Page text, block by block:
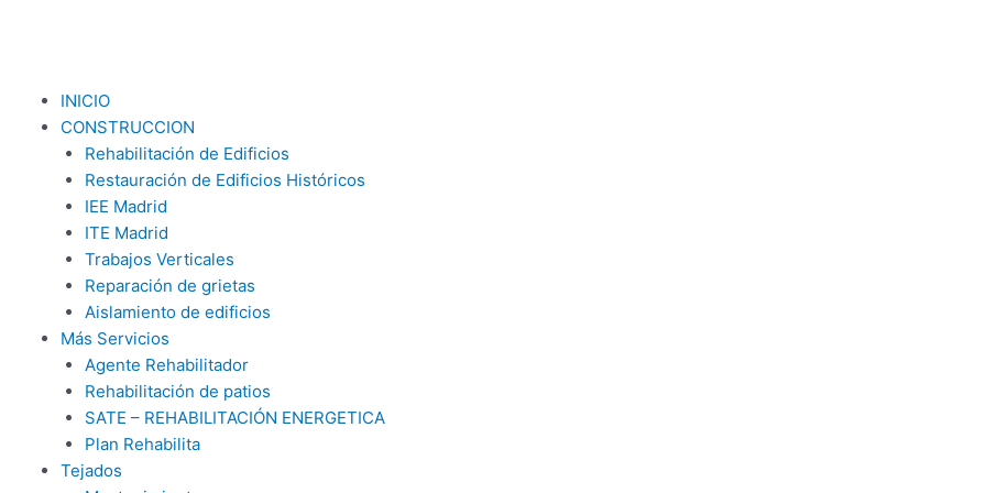
INICIO
CONSTRUCCION
Rehabilitación de Edificios
Restauración de Edificios Históricos
IEE Madrid
ITE Madrid
Trabajos Verticales
Reparación de grietas
Aislamiento de edificios
Más Servicios
Agente Rehabilitador
Rehabilitación de patios
SATE – REHABILITACIÓN ENERGETICA
Plan Rehabilita
Tejados